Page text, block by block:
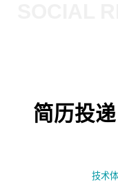
SOCIAL
简历投
技术